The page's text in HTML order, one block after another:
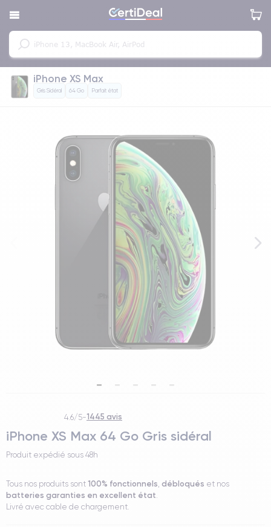
iPhone XS Max
Gris Sidéral 64 Go Parfait état
4.6/5-1445 avis
iPhone XS Max 64 Go Gris sidéral
Produit expédié sous 48h
Tous nos produits sont 100% fonctionnels, débloqués et nos
batteries garanties en excellent état.
Livré avec cable de chargement.